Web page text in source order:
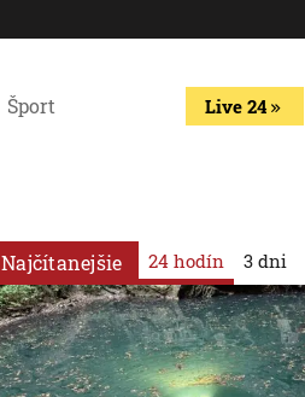
Šport Live 24
Najčítanejšie 24 hodín 3 dni